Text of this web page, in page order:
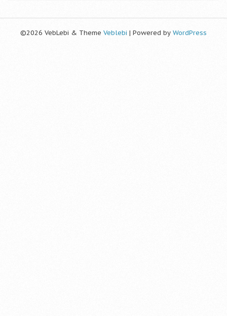
©2026 VebLebi & Theme Veblebi | Powered by WordPress